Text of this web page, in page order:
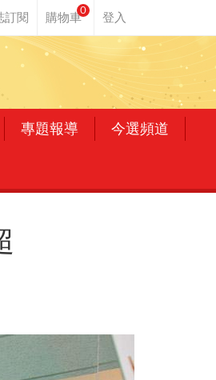
0
專題報導 今選頻道